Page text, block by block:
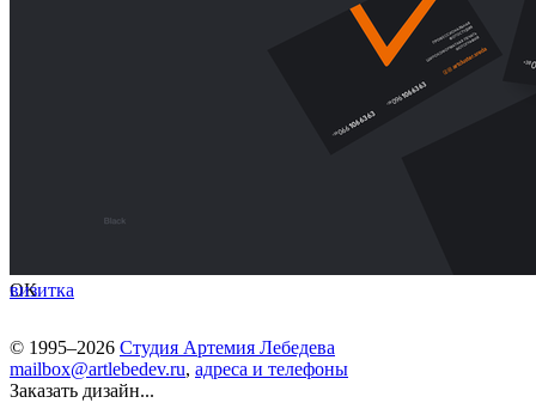
ОК
визитка
© 1995–2026 Студия Артемия Лебедева
mailbox@artlebedev.ru, адреса и телефоны
Заказать дизайн...